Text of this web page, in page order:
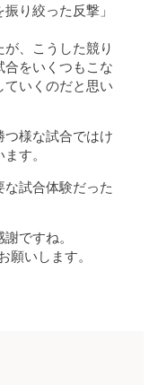
り絞った反撃」
、こうした競り
合をいくつもこな
ていくのだと思い
つ様な試合ではけ
す。
試合体験だった
ですね。
願いします。